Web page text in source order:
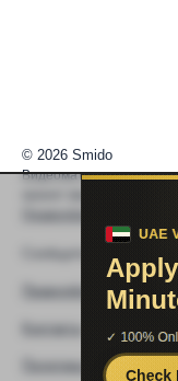
© 2026 Smido
Видеоматериалы
Правообладателям
Политика